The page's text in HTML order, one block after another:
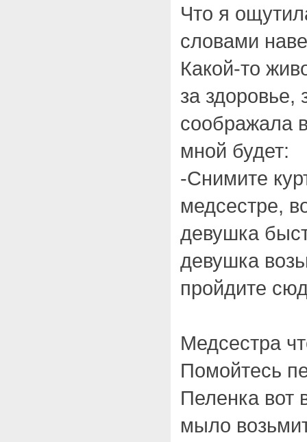
Что я
словами
Какой-то
за здоровье,
соображала
мной будет:
-Снимите
медсестре,
девушка
девушка
пройдите
Медсестра
Помойтесь
Пеленка вот
мыло